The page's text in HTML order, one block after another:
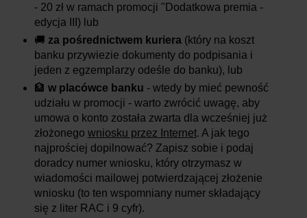
- 20 zł w ramach promocji "Dodatkowa premia -
edycja III) lub
🚚 za pośrednictwem kuriera(który na koszt
banku przywiezie dokumenty do podpisania i
jeden z egzemplarzy odeśle do banku), lub
🏦 w placówce banku - wtedy by mieć pewność
udziału w promocji - warto zwrócić uwagę, aby
umowa o konto została zwarta dla wcześniej już
złożonego wniosku przez Internet. A jak tego
najprościej dopilnować? Zapisz sobie i podaj
doradcy numer wniosku, który otrzymasz w
wiadomości mailowej potwierdzającej złożenie
wniosku (to ten wspomniany numer składający
się z liter RAC i 9 cyfr).